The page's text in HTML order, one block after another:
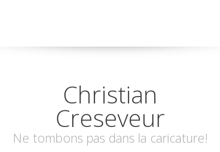
Christian
Creseveur
Ne tombons pas dans la caricature!